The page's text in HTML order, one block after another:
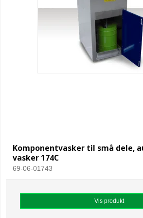
Komponentvasker til små dele,
vasker 174C
69-06-01743
Vis produkt